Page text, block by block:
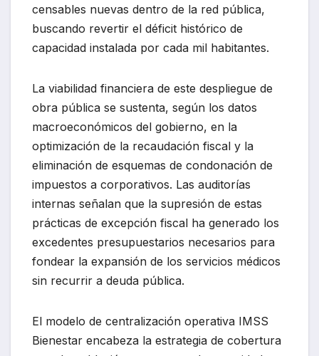
censables nuevas dentro de la red pública,
buscando revertir el déficit histórico de
capacidad instalada por cada mil habitantes.
La viabilidad financiera de este despliegue de
obra pública se sustenta, según los datos
macroeconómicos del gobierno, en la
optimización de la recaudación fiscal y la
eliminación de esquemas de condonación de
impuestos a corporativos. Las auditorías
internas señalan que la supresión de estas
prácticas de excepción fiscal ha generado los
excedentes presupuestarios necesarios para
fondear la expansión de los servicios médicos
sin recurrir a deuda pública.
El modelo de centralización operativa IMSS
Bienestar encabeza la estrategia de cobertura